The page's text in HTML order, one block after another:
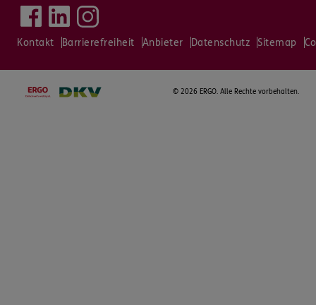
Kontakt Barrierefreiheit Anbieter Datenschutz Sitemap
© 2026 ERGO. Alle Rechte vorbehalten.